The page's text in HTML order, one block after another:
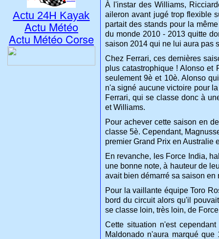
À l'instar des Williams,
aileron avant jugé trop flexible
partait des stands pour la
du monde 2010 - 2013 quitte
saison 2014 qui ne lui aura pas
Chez Ferrari, ces dernières
plus catastrophique ! Alonso et
seulement 9è et 10è. Alonso
n'a signé aucune victoire pour
Ferrari, qui se classe donc à
et Williams.
Pour achever cette saison en
classe 5è. Cependant,
premier Grand Prix en Australie
En revanche, les Force India,
une bonne note, à hauteur de
avait bien démarré sa saison
Pour la vaillante équipe Toro
bord du circuit alors qu'il
se classe loin, très loin, de
Cette situation n'est
Maldonado n'aura marqué
Actu 24H Kayak
Actu Météo
Actu Météo Corse